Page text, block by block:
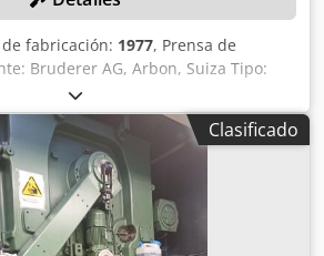
de fabricación: 1977, Prensa de
Bruderer AG, Arbon, Suiza Tipo:
serie: 4343 Año de fabricación: 1977
110 toneladas Frecuencia de carrera:
Carrera (ajustable): 16, 19, 26, 35,
mm Ajuste del carro: 89 mm Ancho
de la herramienta: 1.170 mm Ancho
la banda: 400 mm Altura del paso de
de la placa de sujeción: 80–180 mm
Clasificado